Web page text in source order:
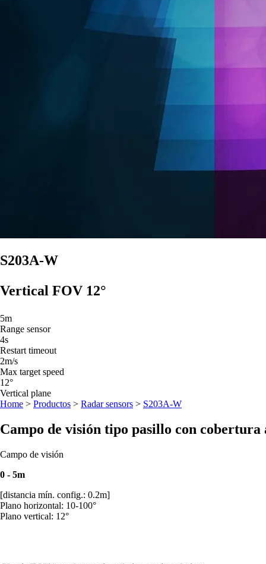
S203A-W
Vertical FOV 12°
5m
Range sensor
4s
Restart timeout
2m/s
Max target speed
12°
Vertical plane
Home > Productos > Radar sensors > S203A-W
Campo de visión tipo pasillo con
Campo de visión
0 - 5m
[distancia mín. config.: 0.2m]
Plano horizontal: 10-100°
Plano vertical: 12°